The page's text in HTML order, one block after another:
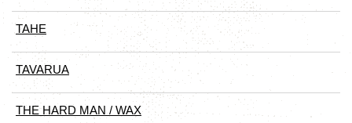
TAHE
TAVARUA
THE HARD MAN / WAX